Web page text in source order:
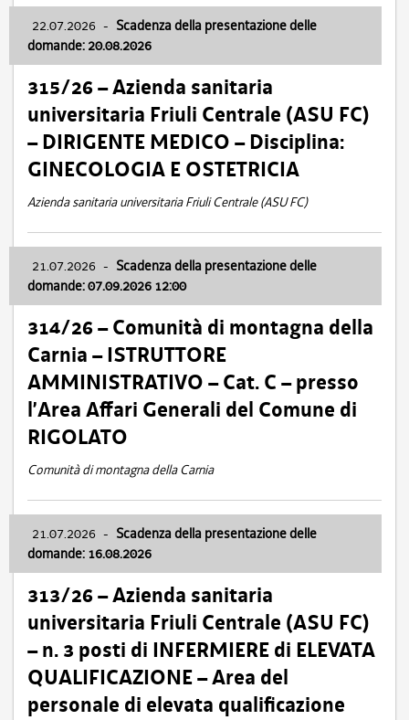
22.07.2026 - Scadenza della presentazione delle
domande: 20.08.2026
315/26 – Azienda sanitaria
universitaria Friuli Centrale (ASU FC)
– DIRIGENTE MEDICO – Disciplina:
GINECOLOGIA E OSTETRICIA
Azienda sanitaria universitaria Friuli Centrale (ASU FC)
21.07.2026 - Scadenza della presentazione delle
domande: 07.09.2026 12:00
314/26 – Comunità di montagna della
Carnia – ISTRUTTORE
AMMINISTRATIVO – Cat. C – presso
l’Area Affari Generali del Comune di
RIGOLATO
Comunità di montagna della Carnia
21.07.2026 - Scadenza della presentazione delle
domande: 16.08.2026
313/26 – Azienda sanitaria
universitaria Friuli Centrale (ASU FC)
– n. 3 posti di INFERMIERE di ELEVATA
QUALIFICAZIONE – Area del
personale di elevata qualificazione